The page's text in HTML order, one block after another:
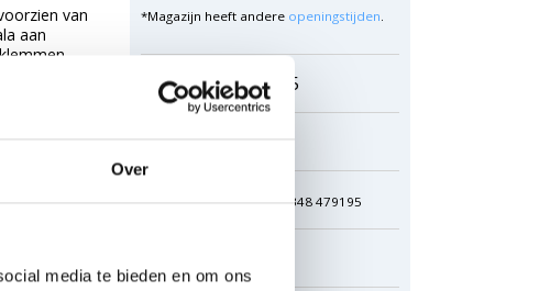
Over
media te bieden en om ons
van
aan
*Magazijn heeft andere openingstijden.
0348 4791 95
Chat
WhatsApp 0348 479195